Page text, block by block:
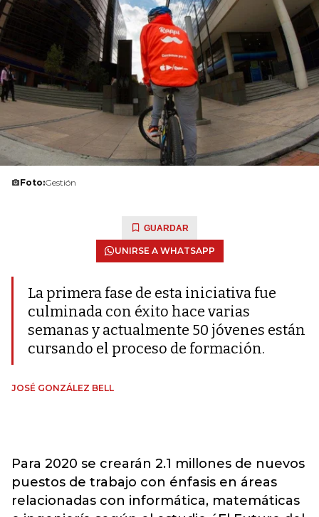
Foto:Gestión
GUARDAR
UNIRSE A WHATSAPP
La primera fase de esta iniciativa fue
culminada con éxito hace varias
semanas y actualmente 50 jóvenes están
cursando el proceso de formación.
JOSÉ GONZÁLEZ BELL
Para 2020 se crearán 2.1 millones de nuevos
puestos de trabajo con énfasis en áreas
relacionadas con informática, matemáticas